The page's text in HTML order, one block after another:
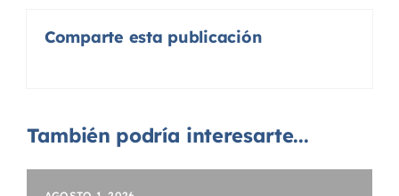
Comparte esta publicación
También podría interesarte...